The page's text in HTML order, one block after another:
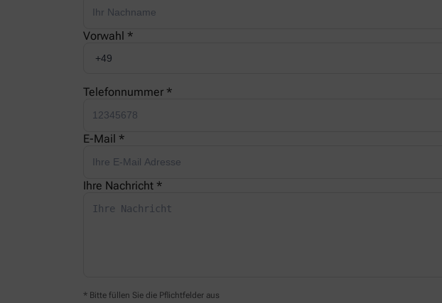
Vorwahl *
Telefonnummer *
E-Mail *
Ihre Nachricht *
* Bitte füllen Sie die Pflichtfelder aus